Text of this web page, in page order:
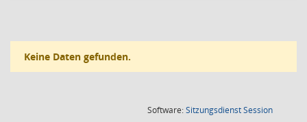
Keine Daten gefunden.
Software:SitzungsdienstSession(Wird in